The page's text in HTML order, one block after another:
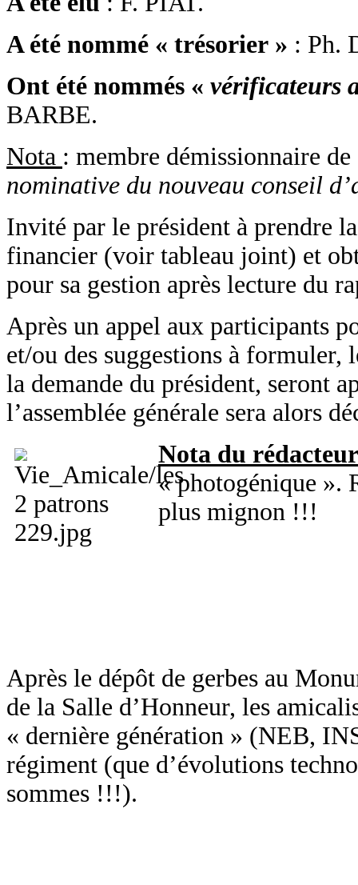
A été nommé « trésorier » : Ph.
Ont été nommés « vérificateurs
BARBE.
Nota : membre démissionnaire
nominative du nouveau conseil
Invité par le président à prendre
financier (voir tableau joint) et
pour sa gestion après lecture du
Après un appel aux participants
et/ou des suggestions à
la demande du président, seront
l’assemblée générale sera alors
Nota du rédacteur
« photogénique ».
plus mignon !!!
Après le dépôt de gerbes au
de la Salle d’Honneur, les
« dernière génération » (NEB,
régiment (que d’évolutions
sommes !!!).